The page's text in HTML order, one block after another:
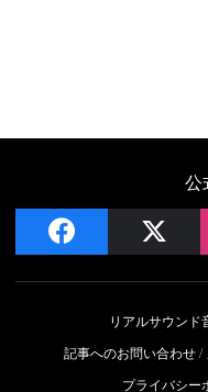
公
facebook
リアルサウンド
記事へのお問い合わせ
プライバシー